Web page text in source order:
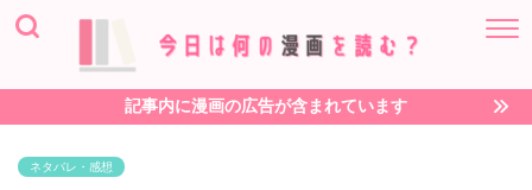
記事内に漫画の広告が含まれています
ネタバレ・感想